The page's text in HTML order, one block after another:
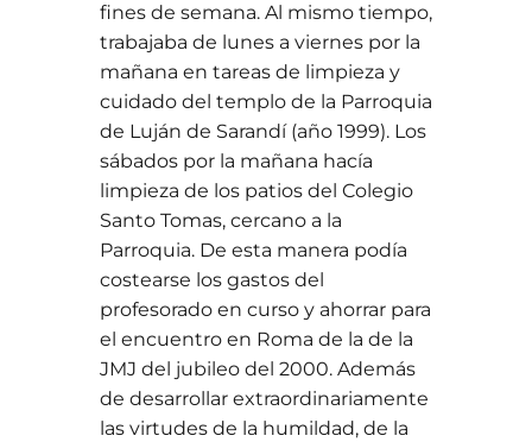
fines de semana. Al mismo tiempo,
trabajaba de lunes a viernes por la
mañana en tareas de limpieza y
cuidado del templo de la Parroquia
de Luján de Sarandí (año 1999). Los
sábados por la mañana hacía
limpieza de los patios del Colegio
Santo Tomas, cercano a la
Parroquia. De esta manera podía
costearse los gastos del
profesorado en curso y ahorrar para
el encuentro en Roma de la de la
JMJ del jubileo del 2000. Además
de desarrollar extraordinariamente
las virtudes de la humildad, de la